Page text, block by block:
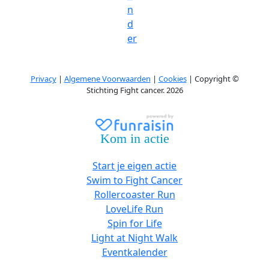
n
d
er
Privacy| Algemene Voorwaarden | Cookies| Copyright ©
Stichting Fight cancer. 2026
Kom in actie
Start je eigen actie
Swim to Fight Cancer
Rollercoaster Run
LoveLife Run
Spin for Life
Light at Night Walk
Eventkalender